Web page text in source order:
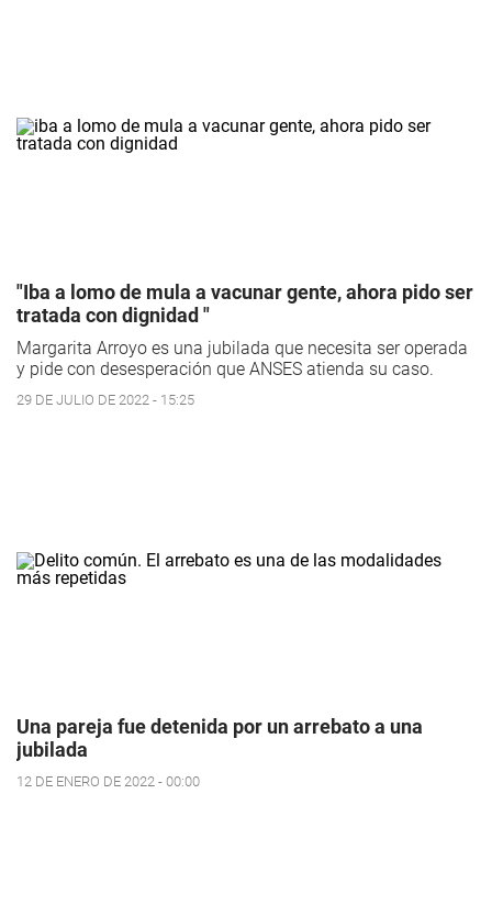
"Iba a lomo de mula a vacunar gente, ahora pido ser
tratada con dignidad "
Margarita Arroyo es una jubilada que necesita ser operada
y pide con desesperación que ANSES atienda su caso.
29 DE JULIO DE 2022 - 15:25
Una pareja fue detenida por un arrebato a una
jubilada
12 DE ENERO DE 2022 - 00:00